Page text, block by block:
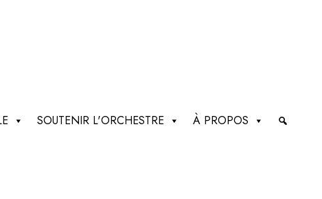
SOUTENIR L'ORCHESTRE À PROPOS